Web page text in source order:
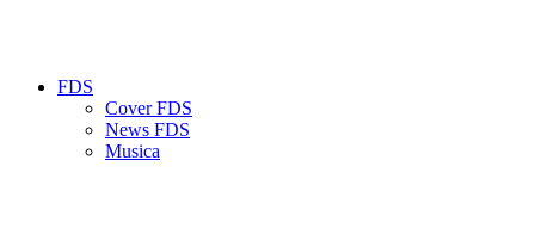
FDS
Cover FDS
News FDS
Musica